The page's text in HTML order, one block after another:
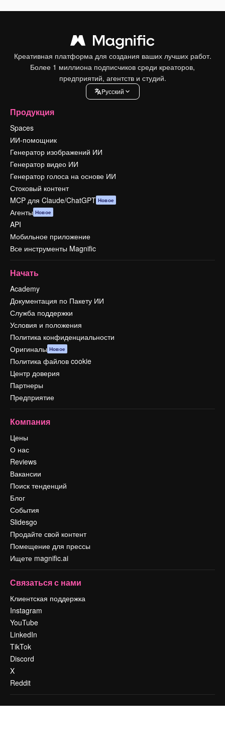
Креативная платформа для создания ваших лучших работ.
Более 1 миллиона подписчиков среди креаторов,
предприятий, агентств и студий.
Pусский
Продукция
Spaces
ИИ-помощник
Генератор изображений ИИ
Генератор видео ИИ
Генератор голоса на основе ИИ
Стоковый контент
MCP для Claude/ChatGPT Новое
Агенты Новое
API
Мобильное приложение
Все инструменты Magnific
Начать
Academy
Документация по Пакету ИИ
Служба поддержки
Условия и положения
Политика конфиденциальности
Оригиналы Новое
Политика файлов cookie
Центр доверия
Партнеры
Предприятие
Компания
Цены
О нас
Reviews
Вакансии
Поиск тенденций
Блог
События
Slidesgo
Продайте свой контент
Помещение для прессы
Ищете magnific.ai
Связаться с нами
Клиентская поддержка
Instagram
YouTube
LinkedIn
TikTok
Discord
X
Reddit